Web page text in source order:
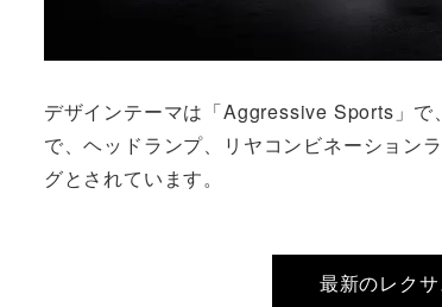
デザインテーマは「Aggressive Sports」
で、ヘッドランプ、リヤコンビネーション
グとされています。
最新のレク